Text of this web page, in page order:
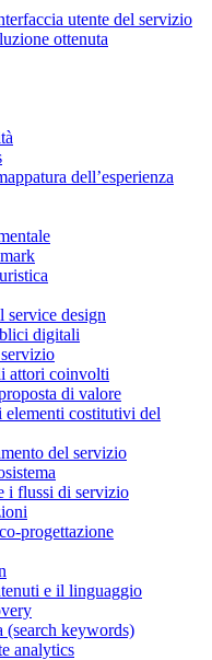
utente del servizio
ottenuta
dell’esperienza
service design
digitali
attori coinvolti
di valore
elementi costitutivi del
del servizio
i flussi di servizio
progettazione
e il linguaggio
(search keywords)
analytics